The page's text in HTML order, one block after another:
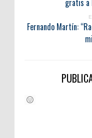
Fernando Martín: